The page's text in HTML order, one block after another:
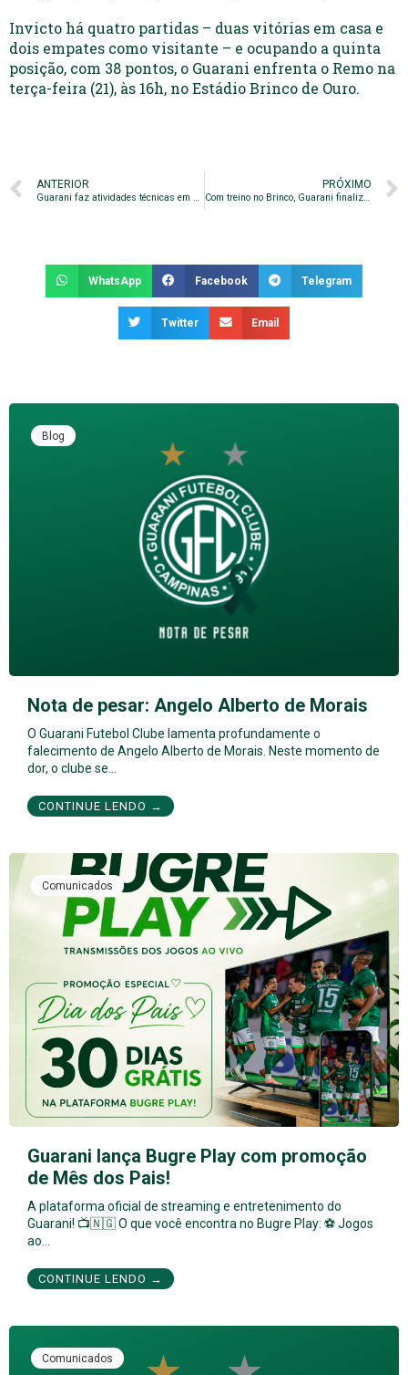
Invicto há quatro partidas – duas vitórias em casa e
dois empates como visitante – e ocupando a quinta
posição, com 38 pontos, o Guarani enfrenta o Remo na
terça-feira (21), às 16h, no Estádio Brinco de Ouro.
ANTERIOR
Guarani faz atividades técnicas em mais um treino para enfrentar o Remo
PRÓXIMO
Com treino no Brinco, Guarani finaliza preparação para enfrentar o Remo
WhatsApp Facebook Telegram
Twitter Email
Blog
Nota de pesar: Angelo Alberto de Morais
O Guarani Futebol Clube lamenta profundamente o
falecimento de Angelo Alberto de Morais. Neste momento de
dor, o clube se…
CONTINUE LENDO →
Comunicados
Guarani lança Bugre Play com promoção
de Mês dos Pais!
A plataforma oficial de streaming e entretenimento do
Guarani! 📺🇳🇬 O que você encontra no Bugre Play: ⚽ Jogos
ao…
CONTINUE LENDO →
Comunicados